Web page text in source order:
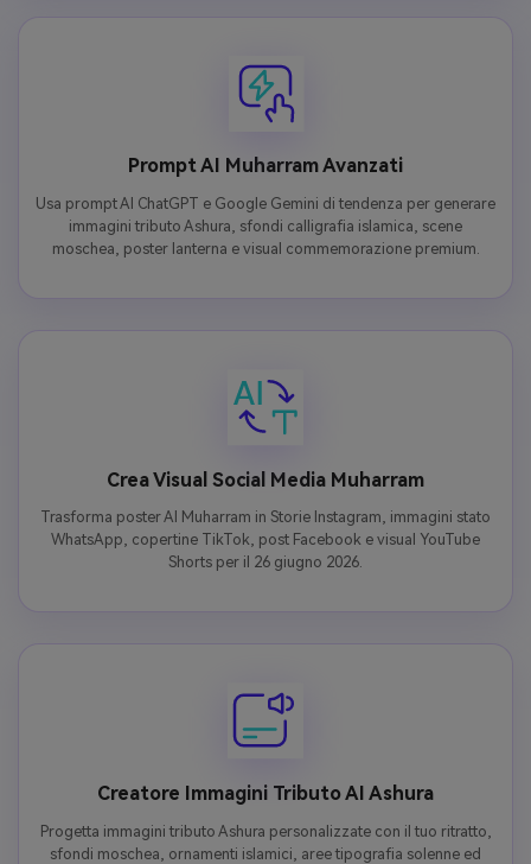
Prompt AI Muharram Avanzati
Usa prompt AI ChatGPT e Google Gemini di tendenza per generare
immagini tributo Ashura, sfondi calligrafia islamica, scene
moschea, poster lanterna e visual commemorazione premium.
Crea Visual Social Media Muharram
Trasforma poster AI Muharram in Storie Instagram, immagini stato
WhatsApp, copertine TikTok, post Facebook e visual YouTube
Shorts per il 26 giugno 2026.
Creatore Immagini Tributo AI Ashura
Progetta immagini tributo Ashura personalizzate con il tuo ritratto,
sfondi moschea, ornamenti islamici, aree tipografia solenne ed